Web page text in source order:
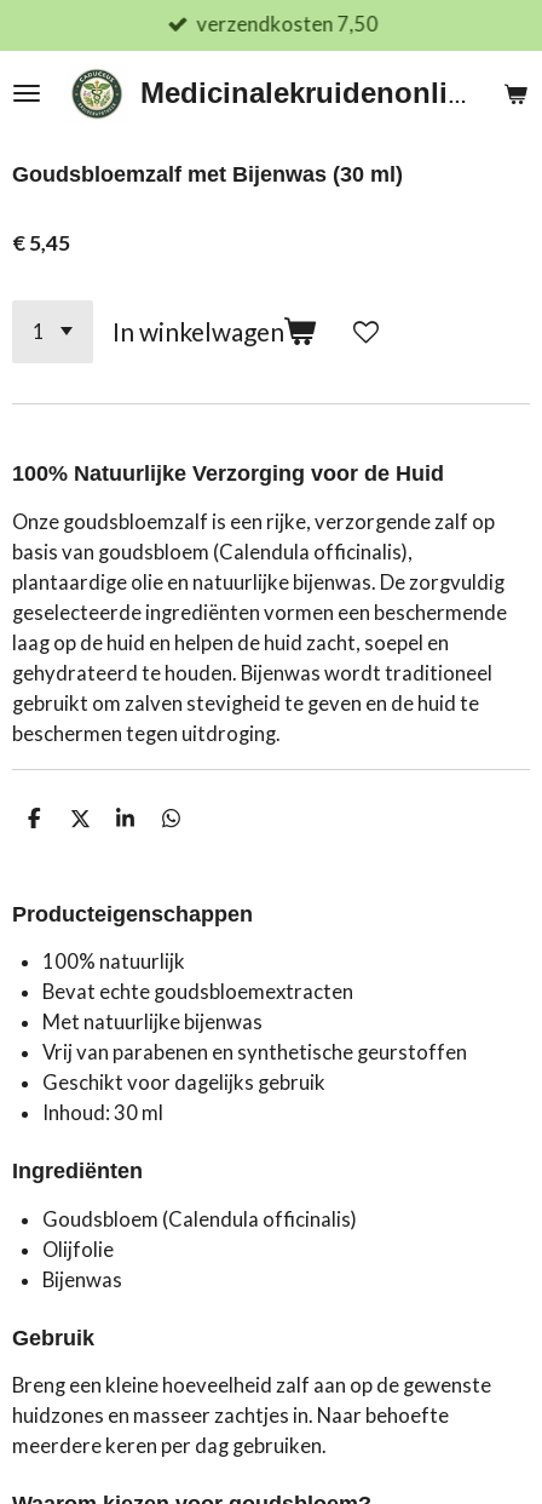
direct
naar
Medicinalekruidenonline.nl
verzendkosten 7,50
Goudsbloemzalf met Bijenwas (30 ml)
€ 5,45
In winkelwagen
100% Natuurlijke Verzorging voor de Huid
Onze goudsbloemzalf is een rijke, verzorgende zalf op
basis van goudsbloem (Calendula officinalis),
plantaardige olie en natuurlijke bijenwas. De zorgvuldig
geselecteerde ingrediënten vormen een beschermende
laag op de huid en helpen de huid zacht, soepel en
gehydrateerd te houden. Bijenwas wordt traditioneel
gebruikt om zalven stevigheid te geven en de huid te
beschermen tegen uitdroging.
D
n
D
S
e
D
n
Producteigenschappen
100% natuurlijk
Bevat echte goudsbloemextracten
Met natuurlijke bijenwas
Vrij van parabenen en synthetische geurstoffen
Geschikt voor dagelijks gebruik
Inhoud: 30 ml
Ingrediënten
Goudsbloem (Calendula officinalis)
Olijfolie
Bijenwas
Gebruik
Breng een kleine hoeveelheid zalf aan op de gewenste
huidzones en masseer zachtjes in. Naar behoefte
meerdere keren per dag gebruiken.